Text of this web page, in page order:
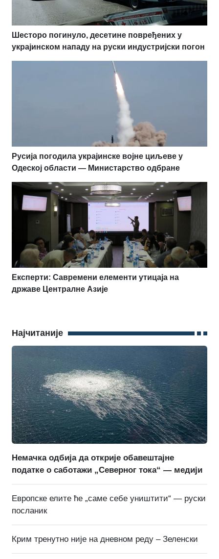
Шесторо погинуло, десетине повређених у
украјинском нападу на руски индустријски погон
Русија погодила украјинске војне циљеве у
Одеској области — Министарство одбране
Експерти: Савремени елементи утицаја на
државе Централне Азије
Најчитаније
Немачка одбија да открије обавештајне
податке о саботажи „Северног тока“ — медији
Европске елите ће „саме себе уништити“ — руски
посланик
Крим тренутно није на дневном реду – Зеленски